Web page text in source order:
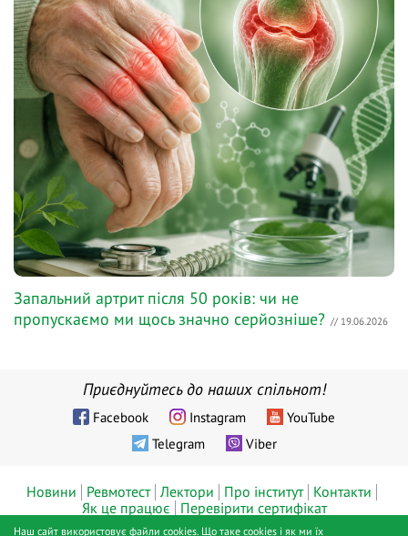
Запальний артрит після 50 років: чи не
пропускаємо ми щось значно серйозніше? // 19.06.2026
Приєднуйтесь до наших спільнот!
Facebook Instagram
YouTube
Telegram
Viber
Новини Ревмотест Лектори Про інститут Контакти
Як це працює
Перевірити сертифікат
Наш сайт використовує файли cookies. Що таке cookies і як ми їх